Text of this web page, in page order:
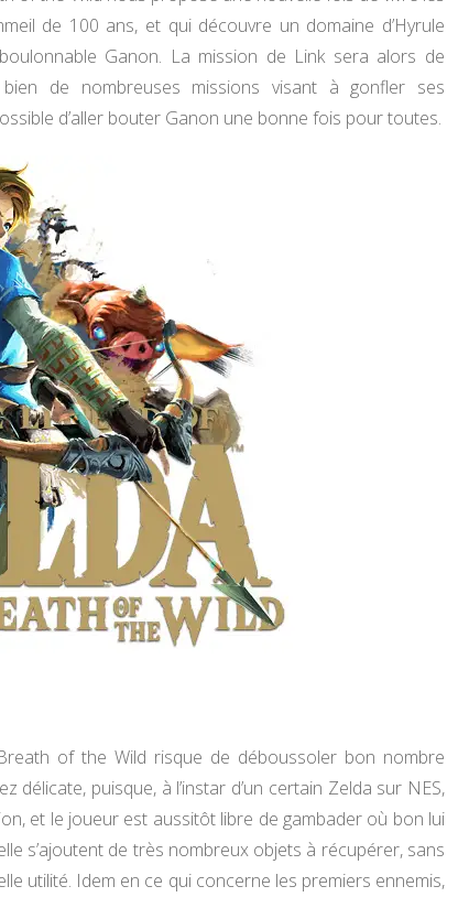
de 100 ans, et qui découvre un domaine d’Hyrule
Ganon. La mission de Link sera alors de
de nombreuses missions visant à gonfler ses
d’aller bouter Ganon une bonne fois pour toutes.
of the Wild risque de déboussoler bon nombre
délicate, puisque, à l’instar d’un certain Zelda sur NES,
et le joueur est aussitôt libre de gambader où bon lui
s’ajoutent de très nombreux objets à récupérer, sans
utilité. Idem en ce qui concerne les premiers ennemis,